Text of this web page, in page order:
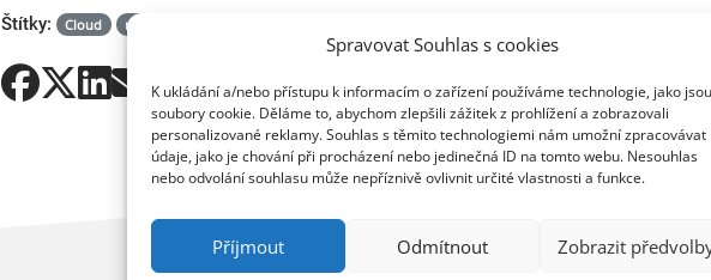
Spravovat Souhlas s cookies
K ukládání a/nebo přístupu k informacím o zařízení používáme technologie, jako jsou
soubory cookie. Děláme to, abychom zlepšili zážitek z prohlížení a zobrazovali
personalizované reklamy. Souhlas s těmito technologiemi nám umožní zpracovávat
údaje, jako je chování při procházení nebo jedinečná ID na tomto webu. Nesouhlas
nebo odvolání souhlasu může nepříznivě ovlivnit určité vlastnosti a funkce.
Příjmout Odmítnout Zobrazit
Štítky: Cloud msp